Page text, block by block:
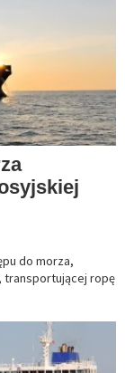
do morza,
transportującej ropę